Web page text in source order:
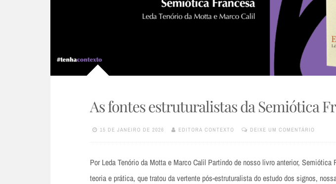
As fontes estruturalistas da Semiótica
15 DE JANEIRO DE 2026 EDITORA CONTEXTO DEIXE UM COMENTÁRIO
Por Leda Tenório da Motta e Marco Calil Partindo de nosso livro anterior, Semiótica
teoria e prática, que tratou da vertente pós-estruturalista do estudo dos signos,